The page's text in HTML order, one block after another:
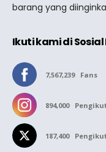
barang yang
Ikuti kami di Sosial
7,567,239 Fans
894,000
187,400